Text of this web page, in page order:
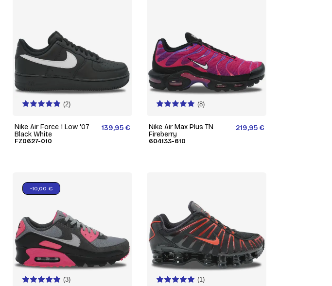
(2)
Nike Air Force 1 Low '07
Black White
FZ0627-010
139,95 €
(8)
Nike Air Max Plus TN
Fireberry
604133-610
219,95 €
(3)
-10,00 €
(1)